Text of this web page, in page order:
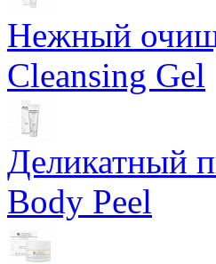
Нежный
Cleansing Gel
Деликатный
Body Peel